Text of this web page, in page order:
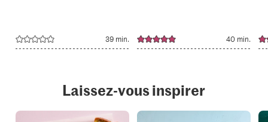
39 min. 40 min.
Laissez-vous inspirer